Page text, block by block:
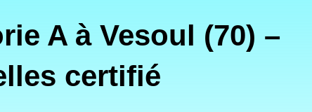
A à Vesoul (70) –
certifié